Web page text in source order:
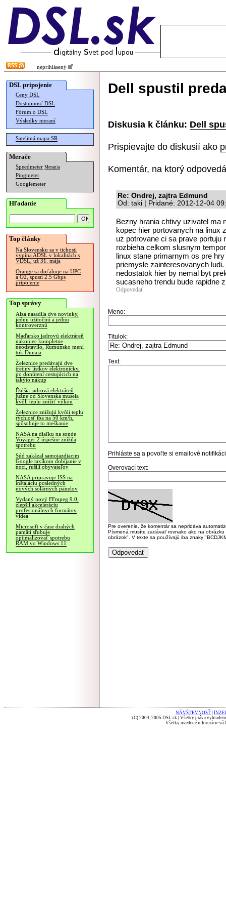
neprihlásený
DSL pripojenie
Ceny DSL
Dostupnosť DSL
Fórum o DSL
Výsledky meraní
Satelitná mapa SR
Merače
Speedmeter Merania
Pingmeter
Googlemeter
Hľadanie
Top články
Na Slovensku sa v tichosti
vypína ADSL v lokalitách s
VDSL, už 31. mája
Orange sa doťahuje na UPC
a O2, spustí 2.5 Gbps
pripojenie
Top správy
Alza nasadila dve novinky,
jednu užitočnú a jednu
kontroverznú
Maďarsko jadrovú elektráreň
nakoniec kompletne
neodstavilo, Rumunsko mení
tok Dunaja
Železnice predávajú dve
tretiny lístkov elektronicky,
po donútení cestujúcich na
takýto nákup
Ďalšia jadrová elektráreň
južne od Slovenska musela
kvôli teplu znížiť výkon
Železnice znižujú kvôli teplu
rýchlosť iba na 50 km/h,
spôsobuje to meškanie
NASA na diaľku na sonde
Voyager 2 úspešne znížila
spotrebu
Súd zakázal samojazdiacim
Google taxíkom dobíjanie v
noci, rušili obyvateľov
NASA pripravuje ISS na
inštaláciu posledných
nových solárnych panelov
Vydaný nový FFmpeg 9.0,
zlepšil akceleráciu
profesionálnych formátov
videa
Microsoft v čase drahých
pamätí sľubuje
optimalizovať spotrebu
RAM vo Windows 11
Dell spustil
Diskusia k článku: Dell
Prispievajte do diskusií ako
Komentár, na ktorý
Re: Ondrej, zajtra Edmund
Od: taki | Pridané: 2012-12-04
Bezny hrania chtivy uzivatel ma
kopec hier portovanych na linux
uz potrovane ci sa prave portuju
rozbieha celkom slusnym
linux stane primarnym os pre
priemysle zainteresovanych
nedostatok hier by nemal byt
sucasneho trendu bude rapidne
Odpovedať
Meno:
Titulok:
Text:
Prihláste sa a povoľte si emailové
Overovací text:
Pre overenie, že komentár sa nepridáva
Písmená musíte zadávať rovnako ako na
obrázok". V texte sa používajú iba znaky
NÁVŠTEVNOSŤ
(C) 2004, 2005 DSL.sk | Všetky práva
Všetky uvedené informácie sú